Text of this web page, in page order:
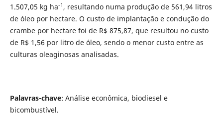
1.507,05 kg ha-1 , resultando numa produção de 561,94 litros
de óleo por hectare. O custo de implantação e condução do
crambe por hectare foi de R$ 875,87, que resultou no custo
de R$ 1,56 por litro de óleo, sendo o menor custo entre as
culturas oleaginosas analisadas.
Palavras-chave: Análise econômica, biodiesel e
bicombustível.